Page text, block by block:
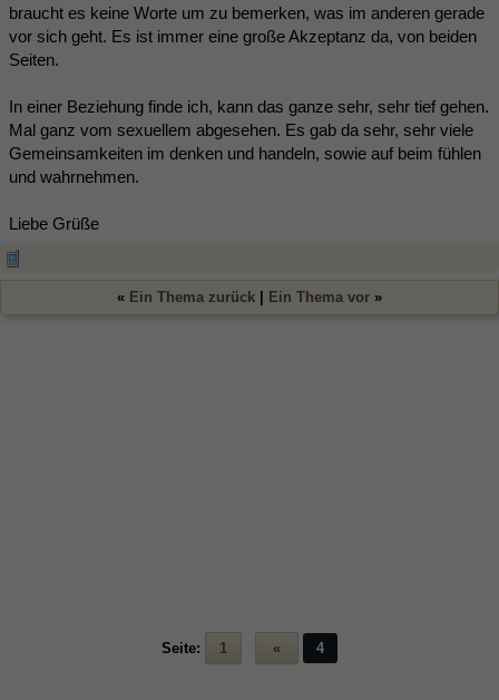
braucht es keine Worte um zu bemerken, was im anderen gerade
vor sich geht. Es ist immer eine große Akzeptanz da, von beiden
Seiten.
In einer Beziehung finde ich, kann das ganze sehr, sehr tief gehen.
Mal ganz vom sexuellem abgesehen. Es gab da sehr, sehr viele
Gemeinsamkeiten im denken und handeln, sowie auf beim fühlen
und wahrnehmen.
Liebe Grüße
« Ein Thema zurück | Ein Thema vor »
Seite: 1 « 4